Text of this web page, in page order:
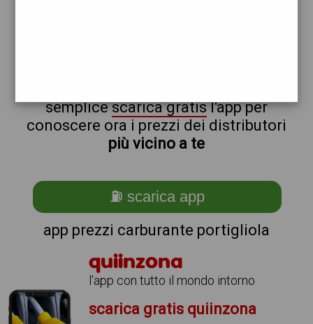
semplicescarica gratisl'app per
conoscere ora i prezzi dei distributori
più vicino a te
⛽ scarica app
app prezzi carburante portigliola
quiinzona
l'app con tutto il mondo intorno
scarica gratis quiinzona